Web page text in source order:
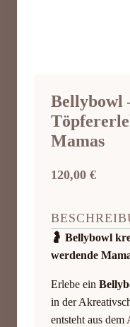
Bellybowl
Mamas
120,00 €
🤰 Bellybowl
werdende
Erlebe ein
in der
entsteht aus